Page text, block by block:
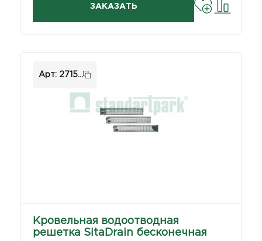
ЗАКАЗАТЬ
Арт: 2715...
Кровельная водоотводная
решетка SitaDrain бесконечная